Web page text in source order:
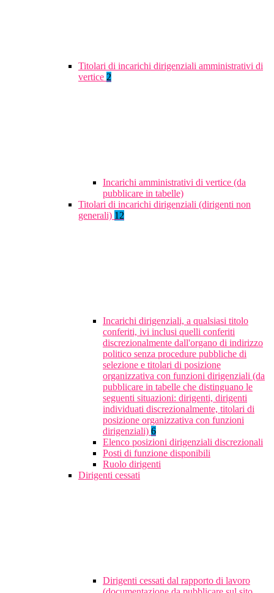
Titolari di incarichi dirigenziali amministrativi di
vertice 2
Incarichi amministrativi di vertice (da
pubblicare in tabelle)
Titolari di incarichi dirigenziali (dirigenti non
generali) 12
Incarichi dirigenziali, a qualsiasi titolo
conferiti, ivi inclusi quelli conferiti
discrezionalmente dall'organo di indirizzo
politico senza procedure pubbliche di
selezione e titolari di posizione
organizzativa con funzioni dirigenziali (da
pubblicare in tabelle che distinguano le
seguenti situazioni: dirigenti, dirigenti
individuati discrezionalmente, titolari di
posizione organizzativa con funzioni
dirigenziali) 6
Elenco posizioni dirigenziali discrezionali
Posti di funzione disponibili
Ruolo dirigenti
Dirigenti cessati
Dirigenti cessati dal rapporto di lavoro